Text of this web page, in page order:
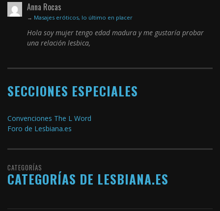
Anna Rocas
→ Masajes eróticos, lo último en placer
Hola soy mujer tengo edad madura y me gustaría probar
una relación lesbica,
SECCIONES ESPECIALES
Convenciones The L Word
Foro de Lesbiana.es
CATEGORÍAS
CATEGORÍAS DE LESBIANA.ES